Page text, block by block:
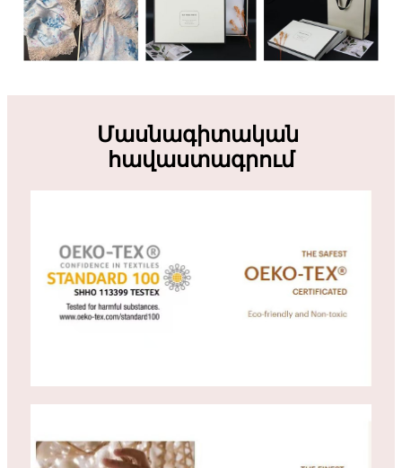
Մասնագիտական ​​​​
հավաստագրում